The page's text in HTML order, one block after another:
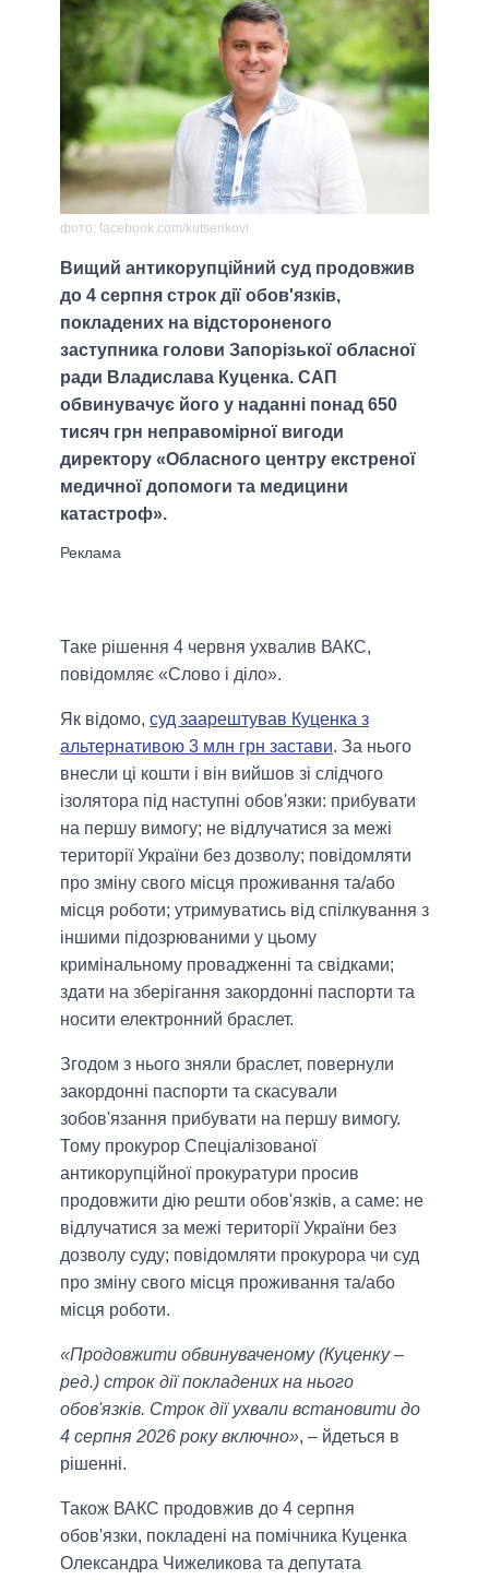
фото: facebook.com/kutsenkovi
Вищий антикорупційний суд продовжив
до 4 серпня строк дії обов'язків,
покладених на відстороненого
заступника голови Запорізької обласної
ради Владислава Куценка. САП
обвинувачує його у наданні понад 650
тисяч грн неправомірної вигоди
директору «Обласного центру екстреної
медичної допомоги та медицини
катастроф».
Таке рішення 4 червня ухвалив ВАКС,
повідомляє «Слово і діло».
Як відомо, суд заарештував Куценка з
альтернативою 3 млн грн застави. За нього
внесли ці кошти і він вийшов зі слідчого
ізолятора під наступні обов'язки: прибувати
на першу вимогу; не відлучатися за межі
території України без дозволу; повідомляти
про зміну свого місця проживання та/або
місця роботи; утримуватись від спілкування з
іншими підозрюваними у цьому
кримінальному провадженні та свідками;
здати на зберігання закордонні паспорти та
носити електронний браслет.
Згодом з нього зняли браслет, повернули
закордонні паспорти та скасували
зобов'язання прибувати на першу вимогу.
Тому прокурор Спеціалізованої
антикорупційної прокуратури просив
продовжити дію решти обов'язків, а саме: не
відлучатися за межі території України без
дозволу суду; повідомляти прокурора чи суд
про зміну свого місця проживання та/або
місця роботи.
«Продовжити обвинуваченому (Куценку –
ред.) строк дії покладених на нього
обов'язків. Строк дії ухвали встановити до
4 серпня 2026 року включно», – йдеться в
рішенні.
Також ВАКС продовжив до 4 серпня
обов'язки, покладені на помічника Куценка
Олександра Чижеликова та депутата